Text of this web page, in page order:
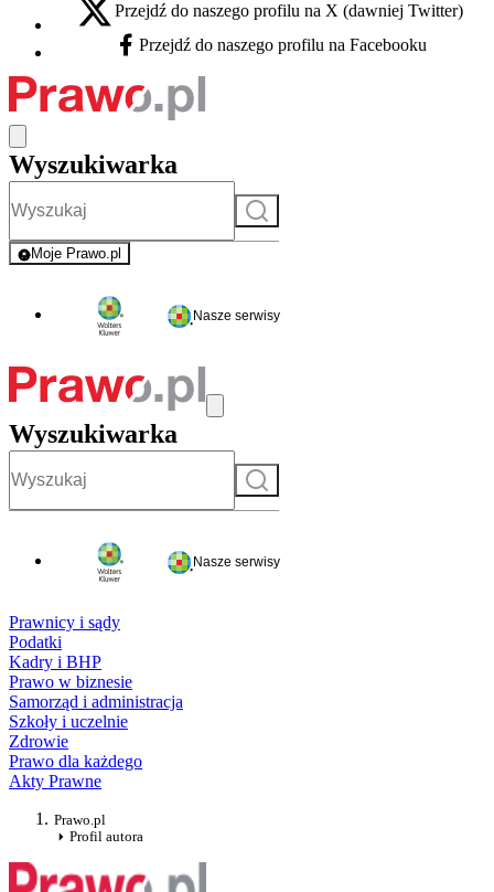
X - otwiera się w nowej karcie
Przejdź do naszego profilu na X (dawniej Twitter)
Facebook - otwiera się w nowej karcie
Przejdź do naszego profilu na Facebooku
Wyszukiwarka
Szukaj
Moje Prawo.pl
- rejestracja i logowanie do serwisu
Nasze serwisy
Wyszukiwarka
Szukaj
Nasze serwisy
Prawnicy i sądy
Podatki
Kadry i BHP
Prawo w biznesie
Samorząd i administracja
Szkoły i uczelnie
Zdrowie
Prawo dla każdego
Akty Prawne
Prawo.pl
Profil autora